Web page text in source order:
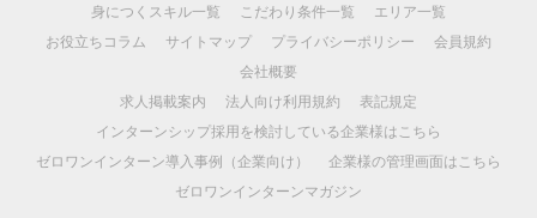
身につくスキル一覧
こだわり条件一覧
エリア一覧
お役立ちコラム
サイトマップ プライバシーポリシー
会員規約
会社概要
求人掲載案内
法人向け利用規約
表記規定
インターンシップ採用を検討している企業様はこちら
ゼロワンインターン導入事例（企業向け）
企業様の管理画面はこちら
ゼロワンインターンマガジン